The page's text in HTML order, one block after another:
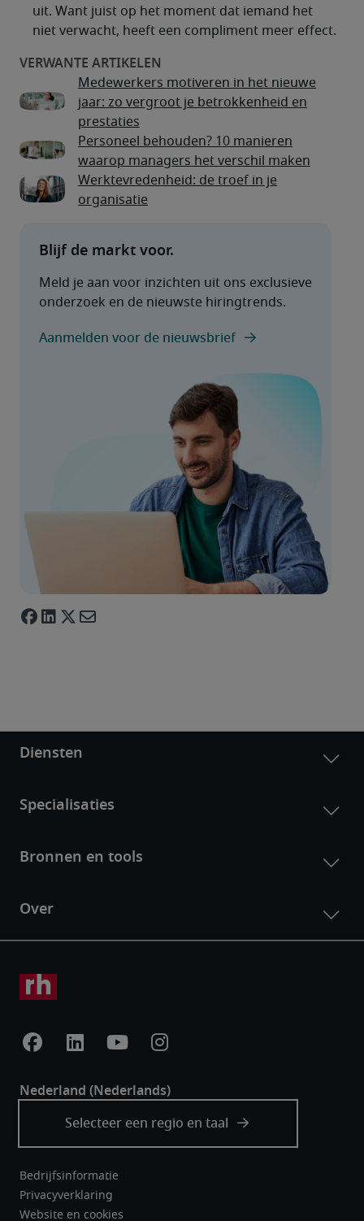
uit. Want juist op het moment dat iemand het
niet verwacht, heeft een compliment meer effect.
Medewerkers motiveren in het nieuwe
jaar: zo vergroot je betrokkenheid en
prestaties
Personeel behouden? 10 manieren
waarop managers het verschil maken
Werktevredenheid: de troef in je
organisatie
Bedrijfsinformatie
Privacyverklaring
Website en cookies